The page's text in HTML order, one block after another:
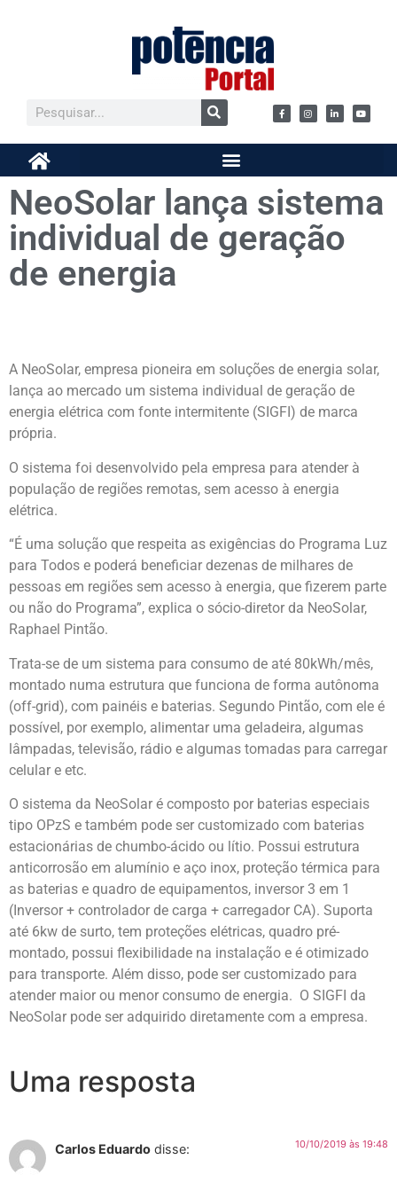
NeoSolar lança sistema
individual de geração
de energia
A NeoSolar, empresa pioneira em soluções de energia solar,
lança ao mercado um sistema individual de geração de
energia elétrica com fonte intermitente (SIGFI) de marca
própria.
O sistema foi desenvolvido pela empresa para atender à
população de regiões remotas, sem acesso à energia
elétrica.
“É uma solução que respeita as exigências do Programa Luz
para Todos e poderá beneficiar dezenas de milhares de
pessoas em regiões sem acesso à energia, que fizerem parte
ou não do Programa”, explica o sócio-diretor da NeoSolar,
Raphael Pintão.
Trata-se de um sistema para consumo de até 80kWh/mês,
montado numa estrutura que funciona de forma autônoma
(off-grid), com painéis e baterias. Segundo Pintão, com ele é
possível, por exemplo, alimentar uma geladeira, algumas
lâmpadas, televisão, rádio e algumas tomadas para carregar
celular e etc.
O sistema da NeoSolar é composto por baterias especiais
tipo OPzS e também pode ser customizado com baterias
estacionárias de chumbo-ácido ou lítio. Possui estrutura
anticorrosão em alumínio e aço inox, proteção térmica para
as baterias e quadro de equipamentos, inversor 3 em 1
(Inversor + controlador de carga + carregador CA). Suporta
até 6kw de surto, tem proteções elétricas, quadro pré-
montado, possui flexibilidade na instalação e é otimizado
para transporte. Além disso, pode ser customizado para
atender maior ou menor consumo de energia. O SIGFI da
NeoSolar pode ser adquirido diretamente com a empresa.
Uma resposta
Carlos Eduardo disse: 10/10/2019 às 19:48